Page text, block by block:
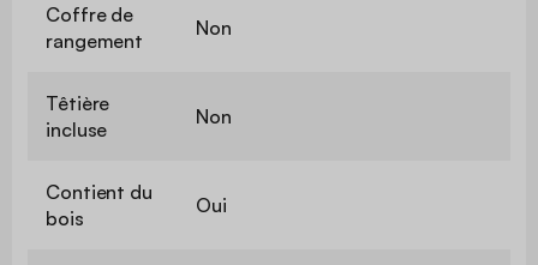
Coffre de
rangement
Non
Têtière
incluse
Non
Contient du
bois
Oui